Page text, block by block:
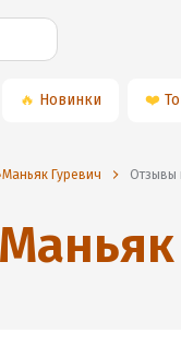
🔥 Новинки ❤️
Гуревич